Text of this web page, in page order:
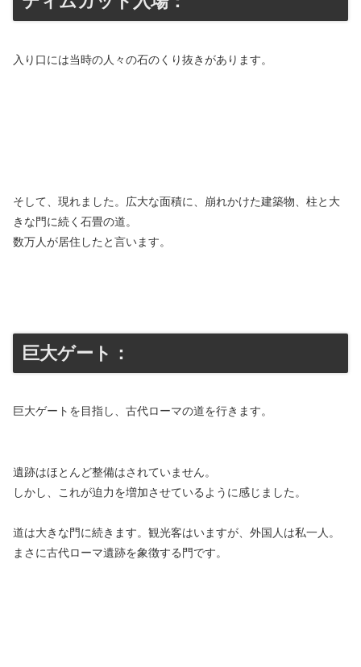
入り口には当時の人々の石のくり抜きがあります。
そして、現れました。広大な面積に、崩れかけた建築物、柱と大
きな門に続く石畳の道。
数万人が居住したと言います。
巨大ゲート：
巨大ゲートを目指し、古代ローマの道を行きます。
遺跡はほとんど整備はされていません。
しかし、これが迫力を増加させているように感じました。
道は大きな門に続きます。観光客はいますが、外国人は私一人。
まさに古代ローマ遺跡を象徴する門です。